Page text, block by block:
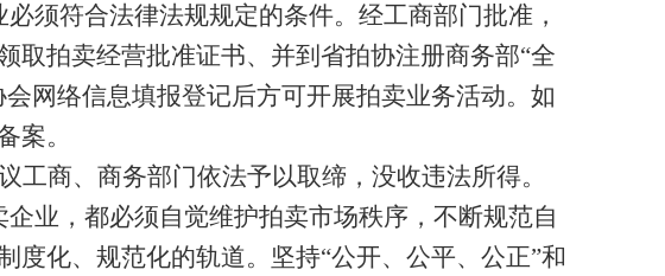
须符合法律法规规定的条件。经工商部门批准，
取拍卖经营批准证书、并到省拍协注册商务部“全
网络信息填报登记后方可开展拍卖业务活动。如
案。
工商、商务部门依法予以取缔，没收违法所得。
业，都必须自觉维护拍卖市场秩序，不断规范自
度化、规范化的轨道。坚持“公开、公平、公正”和